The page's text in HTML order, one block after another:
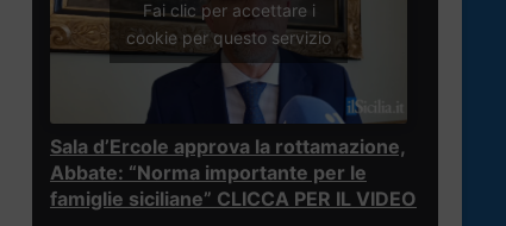
Fai clic per accettare i
cookie per questo servizio
Sala d’Ercole approva la rottamazione,
Abbate: “Norma importante per le
famiglie siciliane” CLICCA PER IL VIDEO